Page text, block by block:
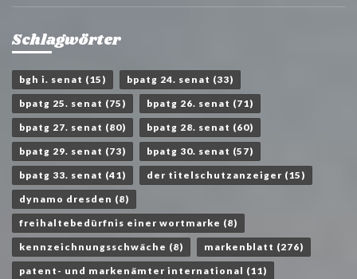
Schlagwörter
bgh i. senat (15) bpatg 24. senat (33)
bpatg 25. senat (75) bpatg 26. senat (71)
bpatg 27. senat (80) bpatg 28. senat (60)
bpatg 29. senat (73) bpatg 30. senat (57)
bpatg 33. senat (41) der titelschutzanzeiger (15)
dynamo dresden (8)
freihaltebedürfnis einer wortmarke (8)
kennzeichnungsschwäche (8) markenblatt (276)
patent- und markenämter international (11)